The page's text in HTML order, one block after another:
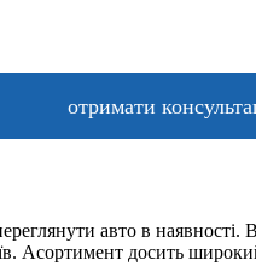
авто в наявності.
Асортимент досить